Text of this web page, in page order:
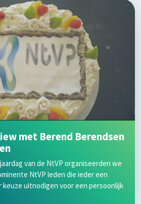
met Berend Berendsen
van de NtVP organiseerden we
NtVP leden die ieder een
keuze uitnodigen voor een persoonlijk